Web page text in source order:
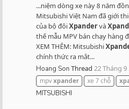
...niệm dòng xe này 8 năm
Mitsubishi Việt Nam đã giới
của bộ đôiXpandervà
thế mẫu MPV bán chạy hàng
XEM THÊM: Mitsubishi
chính thức ra mắt...
Hoang Son Thread 22 Tháng 9
mpvxpander xe 7 chỗ
MITSUBISHI